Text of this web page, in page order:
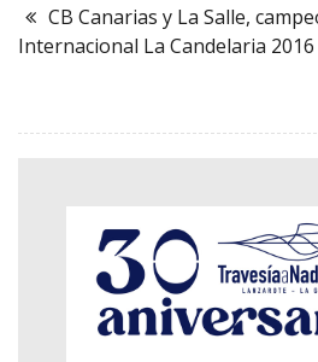
CB Canarias y La Salle,
Internacional La Candelaria 2016